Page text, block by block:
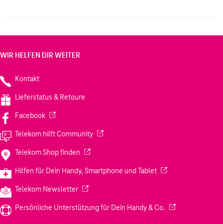
WIR HELFEN DIR WEITER
Kontakt
Lieferstatus & Retoure
Facebook(Wird in einem neuen Tab geöffnet)
Telekom hilft Community(Wird in einem neuen Tab geöffnet)
Telekom Shop finden (Wird in einem neuen Tab geöffnet)
Hilfen für Dein Handy, Smartphone und Tablet(Wird in einem
Telekom Newsletter(Wird in einem neuen Tab geöffnet)
Persönliche Unterstützung für Dein Handy & Co. (Wird in einem